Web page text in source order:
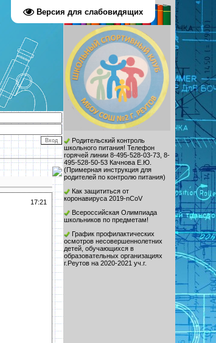
Версия для слабовидящих
Родительский контроль
школьного питания! Телефон
горячей линии 8-495-528-03-73, 8-
495-528-50-53 Качнова Е.Ю.
(Примерная инструкция для
родителей по контролю питания)
Как защититься от
коронавируса 2019-nCoV
Всероссийская Олимпиада
школьников по предметам!
График профилактических
осмотров несовершеннолетних
детей, обучающихся в
образовательных организациях
г.Реутов на 2020-2021 уч.г.
17:21